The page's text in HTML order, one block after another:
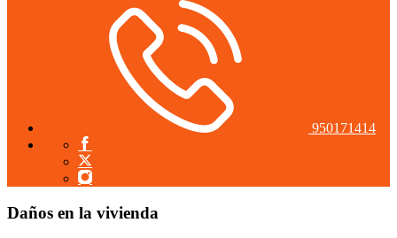
950171414
Daños en la vivienda